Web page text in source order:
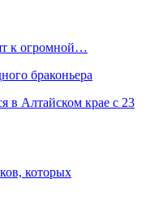
к огромной…
браконьера
в Алтайском крае с 23
которых